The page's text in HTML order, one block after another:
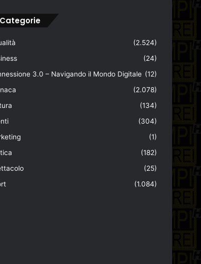
Categorie
(2.524)
(24)
3.0 – Navigando il Mondo Digitale (12)
(2.078)
(134)
(304)
(1)
(182)
(25)
(1.084)